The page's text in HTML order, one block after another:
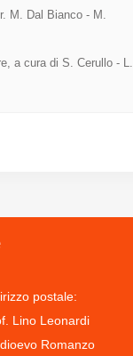
M. Dal Bianco - M.
a cura di S. Cerullo - L.
postale:
Lino Leonardi
Romanzo